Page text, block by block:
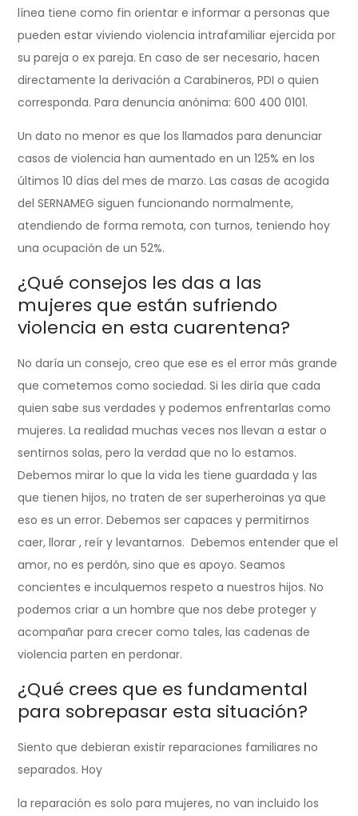
línea tiene como fin orientar e informar a personas que
pueden estar viviendo violencia intrafamiliar ejercida por
su pareja o ex pareja. En caso de ser necesario, hacen
directamente la derivación a Carabineros, PDI o quien
corresponda. Para denuncia anónima: 600 400 0101.
Un dato no menor es que los llamados para denunciar
casos de violencia han aumentado en un 125% en los
últimos 10 días del mes de marzo. Las casas de acogida
del SERNAMEG siguen funcionando normalmente,
atendiendo de forma remota, con turnos, teniendo hoy
una ocupación de un 52%.
¿Qué consejos les das a las
mujeres que están sufriendo
violencia en esta cuarentena?
No daría un consejo, creo que ese es el error más grande
que cometemos como sociedad. Si les diría que cada
quien sabe sus verdades y podemos enfrentarlas como
mujeres. La realidad muchas veces nos llevan a estar o
sentirnos solas, pero la verdad que no lo estamos.
Debemos mirar lo que la vida les tiene guardada y las
que tienen hijos, no traten de ser superheroinas ya que
eso es un error. Debemos ser capaces y permitirnos
caer, llorar , reír y levantarnos. Debemos entender que el
amor, no es perdón, sino que es apoyo. Seamos
concientes e inculquemos respeto a nuestros hijos. No
podemos criar a un hombre que nos debe proteger y
acompañar para crecer como tales, las cadenas de
violencia parten en perdonar.
¿Qué crees que es fundamental
para sobrepasar esta situación?
Siento que debieran existir reparaciones familiares no
separados. Hoy
la reparación es solo para mujeres, no van incluido los